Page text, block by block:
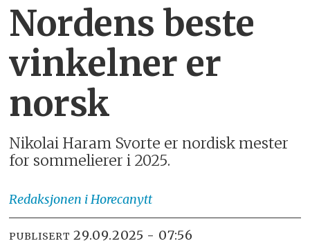
Nordens beste
vinkelner er
norsk
Nikolai Haram Svorte er nordisk mester
for sommelierer i 2025.
Redaksjonen i Horecanytt
PUBLISERT 29.09.2025 - 07:56